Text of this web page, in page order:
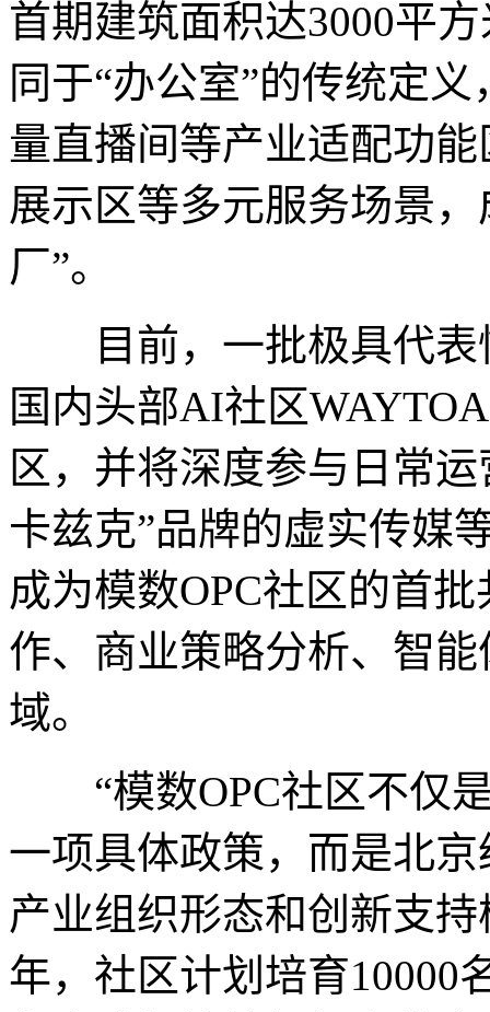
首期建筑面积达3000平
同于“办公室”的传统定
量直播间等产业适配功
展示区等多元服务场景
厂”。
目前，一批极具代表
国内头部AI社区
区，并将深度参与日常
卡兹克”品牌的虚实传媒
成为模数OPC社区的首
作、商业策略分析、智
域。
“模数OPC社区不仅是
一项具体政策，而是北
产业组织形态和创新支
年，社区计划培育10000